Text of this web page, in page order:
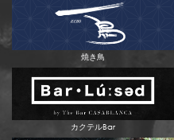
焼き鳥
カクテルBar